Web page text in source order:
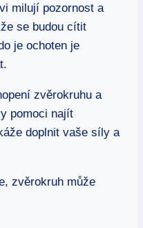
milují pozornost a
se budou cítit
je ochoten je
zvěrokruhu a
pomoci najít
doplnit vaše síly a